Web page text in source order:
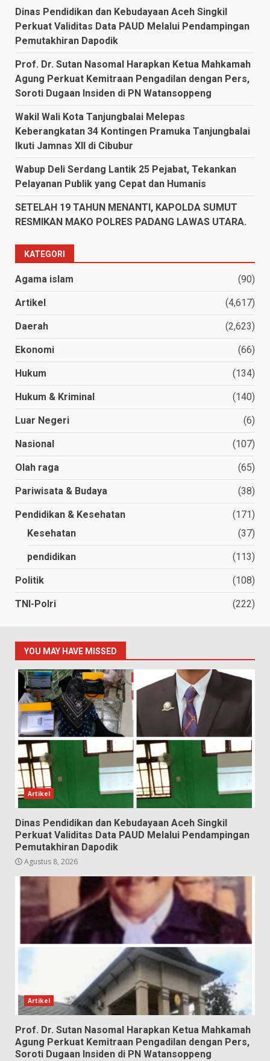
Dinas Pendidikan dan Kebudayaan Aceh Singkil
Perkuat Validitas Data PAUD Melalui Pendampingan
Pemutakhiran Dapodik
Prof. Dr. Sutan Nasomal Harapkan Ketua Mahkamah
Agung Perkuat Kemitraan Pengadilan dengan Pers,
Soroti Dugaan Insiden di PN Watansoppeng
Wakil Wali Kota Tanjungbalai Melepas
Keberangkatan 34 Kontingen Pramuka Tanjungbalai
Ikuti Jamnas XII di Cibubur
Wabup Deli Serdang Lantik 25 Pejabat, Tekankan
Pelayanan Publik yang Cepat dan Humanis
SETELAH 19 TAHUN MENANTI, KAPOLDA SUMUT
RESMIKAN MAKO POLRES PADANG LAWAS UTARA.
KATEGORI
Agama islam (90)
Artikel (4,617)
Daerah (2,623)
Ekonomi (66)
Hukum (134)
Hukum & Kriminal (140)
Luar Negeri (6)
Nasional (107)
Olah raga (65)
Pariwisata & Budaya (38)
Pendidikan & Kesehatan
(171)
Kesehatan
(37)
pendidikan (113)
Politik (108)
TNI-Polri (222)
YOU MAY HAVE MISSED
Artikel
Dinas Pendidikan dan Kebudayaan Aceh Singkil
Perkuat Validitas Data PAUD Melalui Pendampingan
Pemutakhiran Dapodik
Agustus 8, 2026
Artikel
Prof. Dr. Sutan Nasomal Harapkan Ketua Mahkamah
Agung Perkuat Kemitraan Pengadilan dengan Pers,
Soroti Dugaan Insiden di PN Watansoppeng